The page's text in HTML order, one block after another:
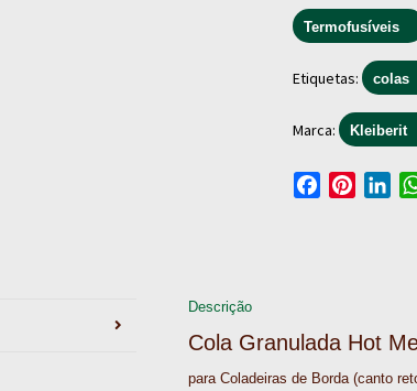
Termofusíveis
Etiquetas: colas
Marca: Kleiberit
o
e
s
I
Descrição
Cola Granulada Hot
para Coladeiras de Borda (canto